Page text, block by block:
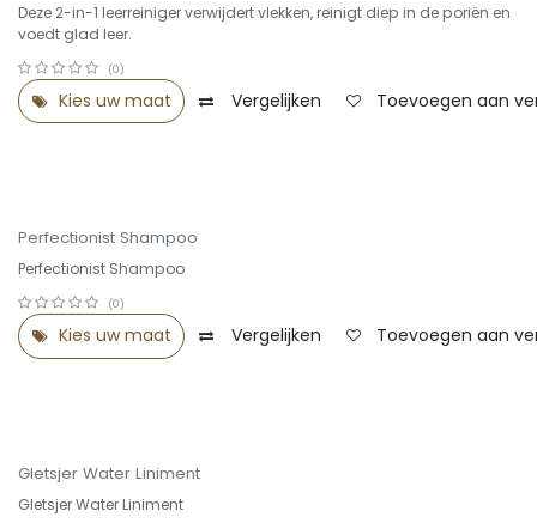
Deze 2-in-1 leerreiniger verwijdert vlekken, reinigt diep in de poriën en
voedt glad leer.
(0)
Kies uw maat Vergelijken Toevoegen aan
Perfectionist Shampoo
Perfectionist Shampoo
(0)
Kies uw maat Vergelijken Toevoegen aan
OUTLET -30%
Gletsjer Water Liniment
Gletsjer Water Liniment